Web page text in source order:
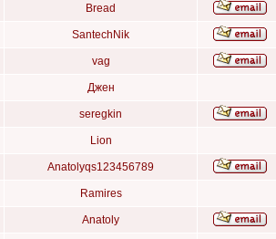
Bread
SantechNik
vag
Джен
seregkin
Lion
Anatolyqs123456789
Ramires
Anatoly